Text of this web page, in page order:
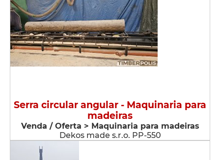
Serra circular angular - Maquinaria para
madeiras
Venda / Oferta > Maquinaria para madeiras
Dekos made s.r.o. PP-550